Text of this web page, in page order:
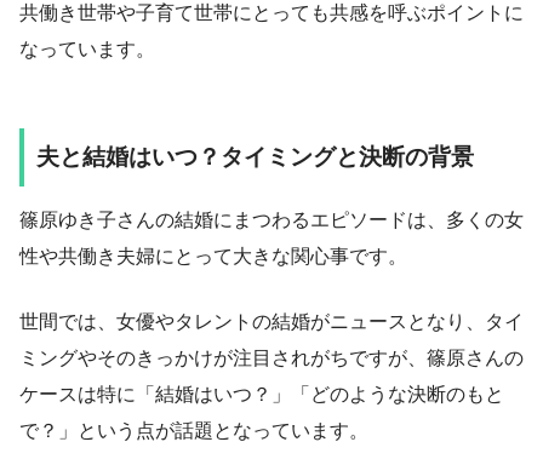
共働き世帯や子育て世帯にとっても共感を呼ぶポイントに
なっています。
夫と結婚はいつ？タイミングと決断の背景
篠原ゆき子さんの結婚にまつわるエピソードは、多くの女
性や共働き夫婦にとって大きな関心事です。
世間では、女優やタレントの結婚がニュースとなり、タイ
ミングやそのきっかけが注目されがちですが、篠原さんの
ケースは特に「結婚はいつ？」「どのような決断のもと
で？」という点が話題となっています。